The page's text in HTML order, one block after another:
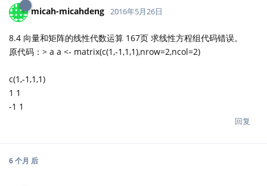
micah-micahdeng 2016年5月26日
8.4 向量和矩阵的线性代数运算 167页 求线性方程组代码错误。
原代码：> a a <- matrix(c(1,-1,1,1),nrow=2,ncol=2)
c(1,-1,1,1)
1 1
-1 1
回复
6 个月 后